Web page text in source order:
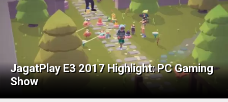
JagatPlay E3 2017 Highlight: PC Gaming
Show